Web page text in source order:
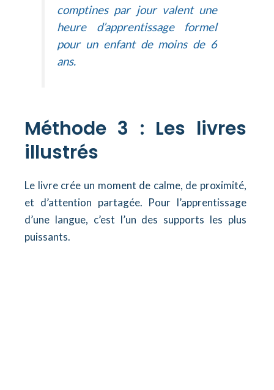
comptines par jour valent une
heure d’apprentissage formel
pour un enfant de moins de 6
ans.
Méthode 3 : Les livres
illustrés
Le livre crée un moment de calme, de proximité,
et d’attention partagée. Pour l’apprentissage
d’une langue, c’est l’un des supports les plus
puissants.